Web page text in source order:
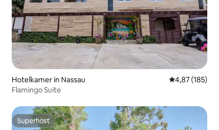
Hotelkamer in Nassau Gemiddelde
4,87 (185)
Flamingo Suite
Superhost
Superhost